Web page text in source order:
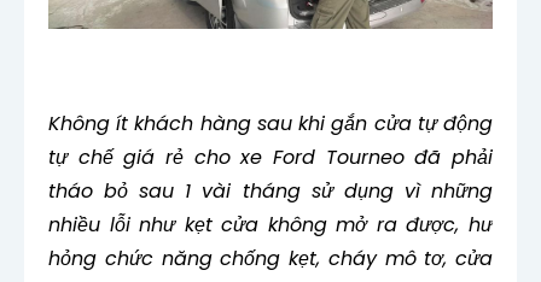
Không ít khách hàng sau khi gắn cửa tự động
tự chế giá rẻ cho xe Ford Tourneo đã phải
tháo bỏ sau 1 vài tháng sử dụng vì những
nhiều lỗi như kẹt cửa không mở ra được, hư
hỏng chức năng chống kẹt, cháy mô tơ, cửa